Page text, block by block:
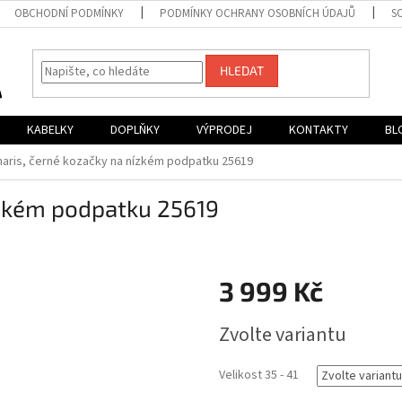
OBCHODNÍ PODMÍNKY PODMÍNKY OCHRANY OSOBNÍCH ÚDAJŮ
HLEDAT
KABELKY DOPLŇKY VÝPRODEJ KONTAKTY
černé kozačky na nízkém podpatku 25619
podpatku 25619
3 999 Kč
cena:
Zvolte variantu
Velikost 35 - 41